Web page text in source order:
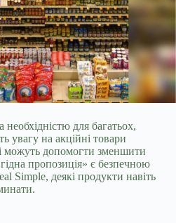
необхідністю для багатьох,
увагу на акційні товари
можуть допомогти зменшити
пропозиція» є безпечною
Simple, деякі продукти навіть